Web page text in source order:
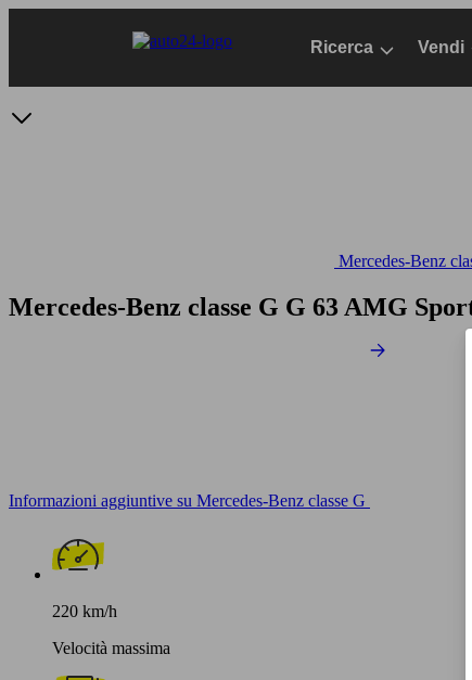
Ricerca Vendi
Mercedes-Benz
Mercedes-Benz classe G G 63 AMG
Informazioni aggiuntive su Mercedes-Benz classe G
220 km/h
Velocità massima